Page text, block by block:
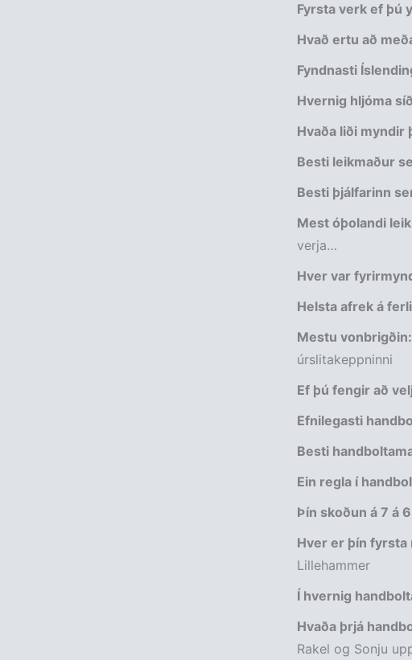
Fyrsta verk ef þú
Hvað ertu að
Fyndnasti
Hvernig hljóma
Hvaða liði myndir
Besti leikmaður
Besti þjálfarinn
Mest óþolandi
verja…
Hver var
Helsta afrek á
Mestu vonbrigðin:
úrslitakeppninni
Ef þú fengir að
Efnilegasti
Besti
Ein regla í
Þín skoðun á 7 á
Hver er þín fyrsta
Lillehammer
Í hvernig
Hvaða þrjá
Rakel og Sonju